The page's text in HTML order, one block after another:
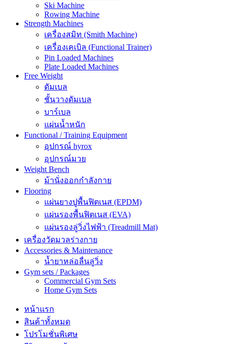
Ski Machine
Rowing Machine
Strength Machines
เครื่องสมิท (Smith Machine)
เครื่องเคเบิล (Functional Trainer)
Pin Loaded Machines
Plate Loaded Machines
Free Weight
ดัมเบล
ชั้นวางดัมเบล
บาร์เบล
แผ่นน้ำหนัก
Functional / Training Equipment
อุปกรณ์ hyrox
อุปกรณ์มวย
Weight Bench
ม้านั่งออกกำลังกาย
Flooring
แผ่นยางปูพื้นฟิตเนส (EPDM)
แผ่นรองพื้นฟิตเนส (EVA)
แผ่นรองลู่วิ่งไฟฟ้า (Treadmill Mat)
เครื่องวัดมวลร่างกาย
Accessories & Maintenance
น้ำยาหล่อลื่นลู่วิ่ง
Gym sets / Packages
Commercial Gym Sets
Home Gym Sets
หน้าแรก
สินค้าทั้งหมด
โปรโมชั่นพิเศษ